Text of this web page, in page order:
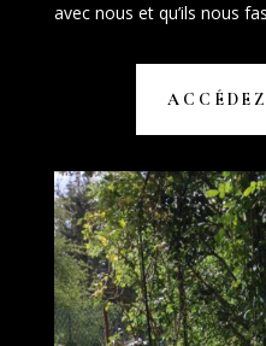
avec nous et qu’ils nous